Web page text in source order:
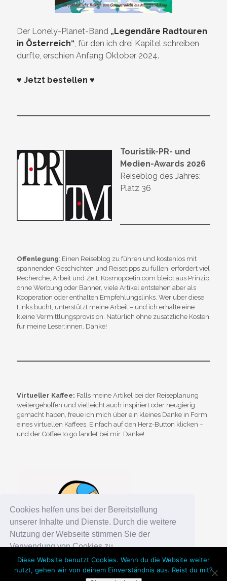
Cookies helfen uns bei der Bereitstellung
unserer Inhalte und Dienste. Durch die weitere
Nutzung der Webseite stimmen Sie der
Verwendung von Cookies zu.
Okay!
Der Lonely-Planet-Band „Legendäre Radtouren
in Österreich“ , für den ich drei Kapitel schreiben
durfte, erschien Anfang Oktober 2024.
♥ Jetzt bestellen ♥
Touristik-PR- und
Medien-Awards 2026
Reiseblog des Jahres:
Platz 36
Offenlegung: Einen Reiseblog zu führen und kostenlos mit
spannenden Geschichten und Reisetipps zu füllen, erfordert viel
Recherche, Arbeit und Zeit. Kosmopoetin.com bleibt aus Prinzip
ohne Werbung oder Banner, viele Artikel entstehen aber als
Kooperation oder enthalten Empfehlungslinks. Wer über diese
Links bucht, unterstützt meine Arbeit – und ich erhalte eine
kleine Vermittlungsprovision. Natürlich ohne zusätzliche Kosten
für meine Leser:innen. Danke!
Virtueller Kaffee: Falls meine Artikel bei der Reiseplanung
weitergeholfen und vielleicht auch inspiriert oder neugierig
gemacht haben, freue ich mich über ein kleines Danke in Form
eines virtuellen Kaffees. Einfach auf den Herz-Button klicken –
und der Coffee to go landet bei mir. Danke!
Diese Website benutzt Cookies. Wenn du die Website weiter
nutzt, gehen wir von deinem Einverständnis aus. Reist du mit?